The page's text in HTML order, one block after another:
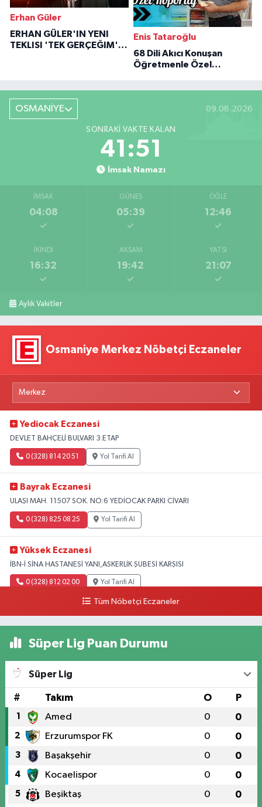
Erhan Güler
ERHAN GÜLER'IN YENI
TEKLISI 'TEK GERÇEĞIM'LE
Enis Tataroğlu
68 Dili Akıcı Konuşan
Öğretmenle Özel
OSMANİYE 09.08.2026
SONRAKI VAKTE KALAN
41:50
İmsak Namazı
İMSAK
04:08
GÜNEŞ
05:39
ÖĞLE
12:46
İKINDI
16:32
AKŞAM
19:42
YATSI
21:07
Aylık Vakitler
Osmaniye Merkez Nöbetçi Eczaneler
Yediocak Eczanesi
DEVLET BAHÇELİ BULVARI 3.ETAP
0 (328) 814 20 51 Yol Tarifi Al
Bayrak Eczanesi
ULAŞI MAH. 11507 SOK. NO:6 YEDİOCAK PARKI CİVARI
0 (328) 825 08 25 Yol Tarifi Al
Yüksek Eczanesi
İBN-İ SİNA HASTANESİ YANI,ASKERLİK ŞUBESİ KARŞISI
0 (328) 812 02 00 Yol Tarifi Al
Tüm Nöbetçi Eczaneler
Süper Lig Puan Durumu
Süper Lig
# Takım O P
1 Amed 0 0
2 Erzurumspor FK 0 0
3 Başakşehir 0 0
4 Kocaelispor 0 0
5 Beşiktaş 0 0